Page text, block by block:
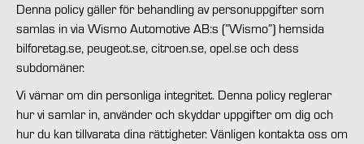
Denna policy gäller för behandling av personuppgifter som
samlas in via Wismo Automotive AB:s (”Wismo”) hemsida
bilforetag.se, peugeot.se, citroen.se, opel.se och dess
subdomäner.
Vi värnar om din personliga integritet. Denna policy reglerar
hur vi samlar in, använder och skyddar uppgifter om dig och
hur du kan tillvarata dina rättigheter. Vänligen kontakta oss om